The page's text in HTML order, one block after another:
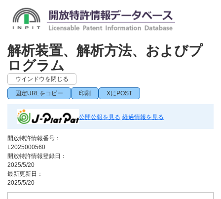
解析装置、解析方法、およびプ
ログラム
ウインドウを閉じる
固定URLをコピー 印刷 XにPOST
公開公報を見る 経過情報を見る
開放特許情報番号：
L2025000560
開放特許情報登録日：
2025/5/20
最新更新日：
2025/5/20